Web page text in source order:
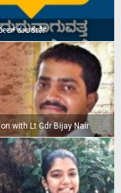
ಕುಲಕರ್ಣಿ
with Lt Cdr Bijay Nair